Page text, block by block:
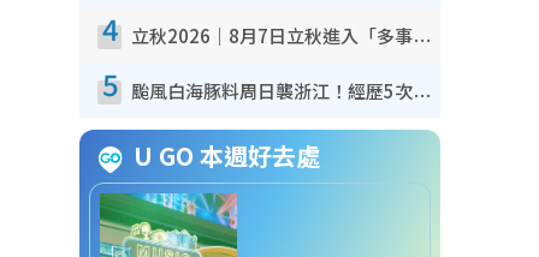
4 立秋2026｜8月7日立秋進入「多事之秋」 3件事唔做得！專家教6招開運 清枱頭／銀包納氣接好運
5 颱風白海豚料周日襲浙江！經歷5次「眼牆置換」極罕見 成登陸內地最長途颱風
U GO 本週好去處